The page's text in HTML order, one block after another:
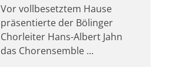
Vor vollbesetztem Hause
präsentierte der Bölinger
Chorleiter Hans-Albert Jahn
das Chorensemble ...